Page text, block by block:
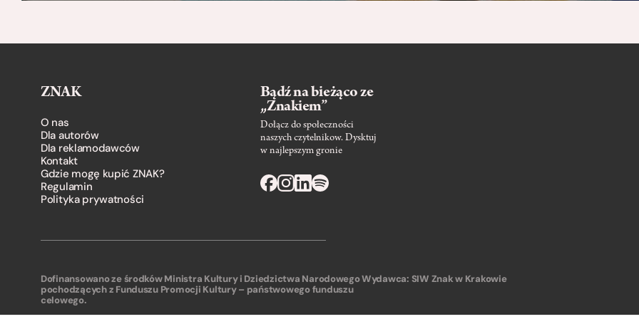
ZNAK
O nas
Dla autorów
Dla reklamodawców
Kontakt
Gdzie mogę kupić ZNAK?
Regulamin
Polityka prywatności
Bądź na bieżąco ze
„Znakiem”
Dołącz do społeczności
naszych czytelnikow. Dysktuj
w najlepszym gronie
Dofinansowano ze środków Ministra Kultury i Dziedzictwa Narodowego
pochodzących z Funduszu Promocji Kultury – państwowego funduszu
celowego.
Wydawca: SIW Znak w Krakowie